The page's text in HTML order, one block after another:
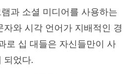
과 소셜 미디어를 사용하는
자와 시각 언어가 지배적인 경
로 십 대들은 자신들만이 사
되었다.